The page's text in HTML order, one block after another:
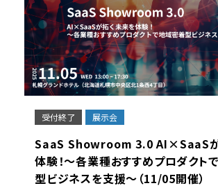
受付終了 展示会
SaaS Showroom 3.0 AI×SaaSが
体験！～各業種おすすめプロダクト
型ビジネスを支援～（11/05開催）